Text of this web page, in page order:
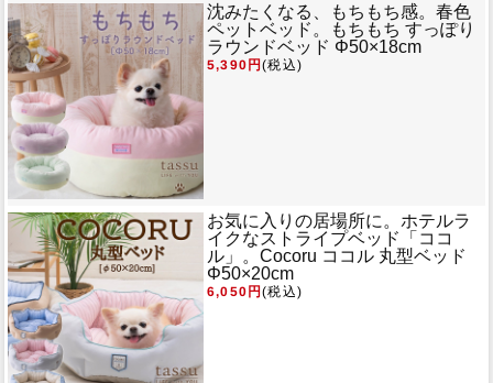
沈みたくなる、もちもち感。春色
ペットベッド。
もちもち すっぽり
ラウンドベッド Φ50×18cm
5,390円(税込)
お気に入りの居場所に。ホテルラ
イクなストライプベッド「ココ
ル」。 Cocoru ココル 丸型ベッド
Φ50×20cm
6,050円(税込)